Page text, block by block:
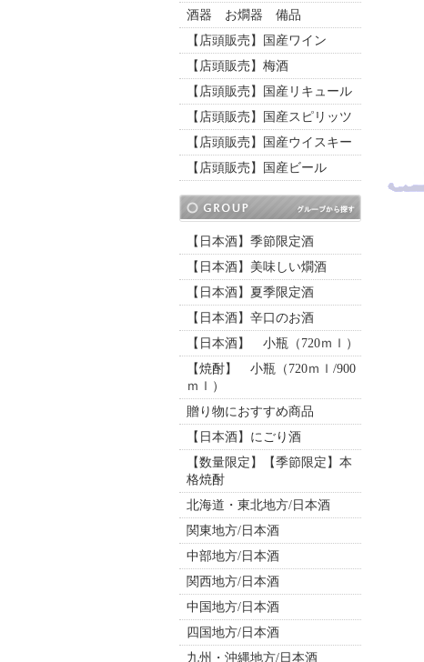
酒器 お燗器 備品
【店頭販売】国産ワイン
【店頭販売】梅酒
【店頭販売】国産リキュール
【店頭販売】国産スピリッツ
【店頭販売】国産ウイスキー
【店頭販売】国産ビール
【日本酒】季節限定酒
【日本酒】美味しい燗酒
【日本酒】夏季限定酒
【日本酒】辛口のお酒
【日本酒】 小瓶（720ｍｌ）
【焼酎】 小瓶（720ｍｌ/900
ｍｌ）
贈り物におすすめ商品
【日本酒】にごり酒
【数量限定】【季節限定】本
格焼酎
北海道・東北地方/日本酒
関東地方/日本酒
中部地方/日本酒
関西地方/日本酒
中国地方/日本酒
四国地方/日本酒
九州・沖縄地方/日本酒